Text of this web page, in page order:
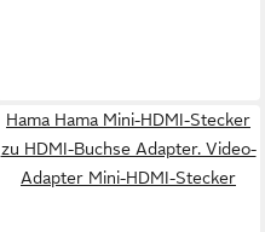
Hama Hama Mini-HDMI-Stecker
zu HDMI-Buchse Adapter. Video-
Adapter Mini-HDMI-Stecker